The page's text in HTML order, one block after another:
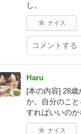
し。
ナイス
Haru
[本の内容] 28
か。自分のこ
すればいいのか
ナイス